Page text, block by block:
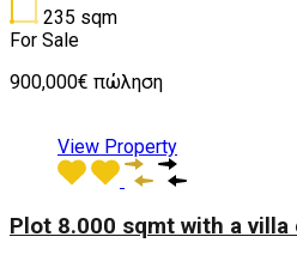
235 sqm
For Sale
900,000€ πώληση
View Property
Plot 8.000 sqmt with a